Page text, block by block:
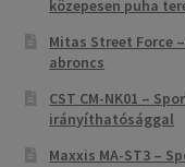
közepesen puha
Mitas Street Force
abroncs
CST CM-NK01 –
irányíthatósággal
Maxxis MA-ST3 –